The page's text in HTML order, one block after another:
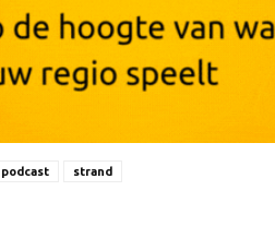
podcast strand